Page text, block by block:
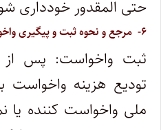
حتی المقدور خودداری
۶- مرجع و نحوه ثبت و پیگیری واخواست:
ثبت واخواست: پس از
تودیع هزینه
ملی واخواست کننده یا